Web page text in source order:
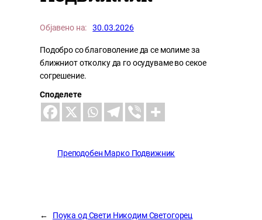
Објавено на: 30.03.2026
Подобро со благоволение да се молиме за
ближниот отколку да го осудуваме во секое
согрешение.
Споделете
Преподобен Марко Подвижник
←
Поука од Свети Никодим Светогорец